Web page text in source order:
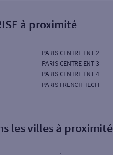
à proximité
PARIS CENTRE ENT 2
PARIS CENTRE ENT 3
PARIS CENTRE ENT 4
PARIS FRENCH TECH
les villes à proximité